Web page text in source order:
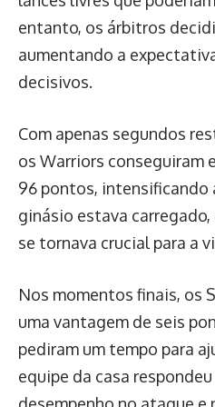
entanto, os árbitros
aumentando a
decisivos.
Com apenas segundos
os Warriors conseguiram
96 pontos, intensificando
ginásio estava carregado,
se tornava crucial para a
Nos momentos finais, os
uma vantagem de seis
pediram um tempo para
equipe da casa